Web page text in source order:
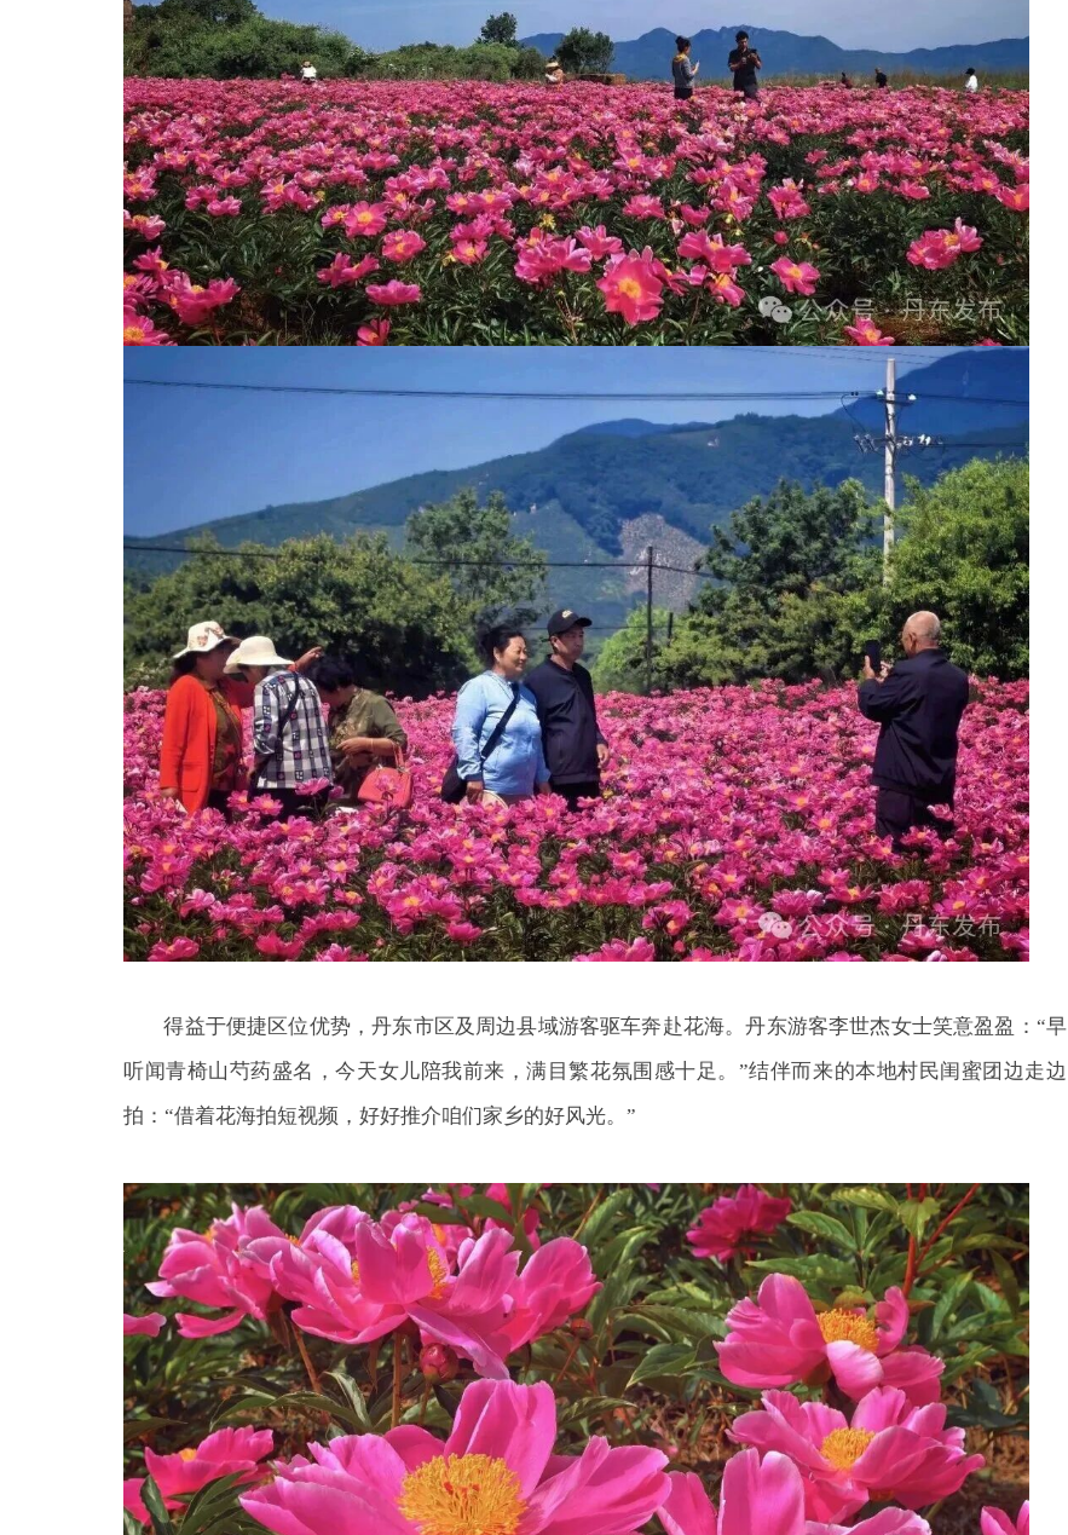
得益于便捷区位优势，丹东市区及周边县域游客驱车奔赴花海。丹东游客李世杰女士笑意盈盈：“早
听闻青椅山芍药盛名，今天女儿陪我前来，满目繁花氛围感十足。”结伴而来的本地村民闺蜜团边走边
拍：“借着花海拍短视频，好好推介咱们家乡的好风光。”